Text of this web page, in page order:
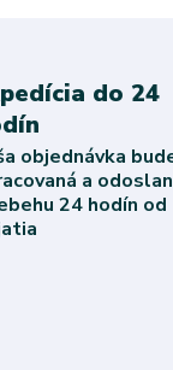
do 24
objednávka
a
24 hodín od